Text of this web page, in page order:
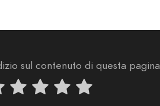
sul contenuto di questa pagina